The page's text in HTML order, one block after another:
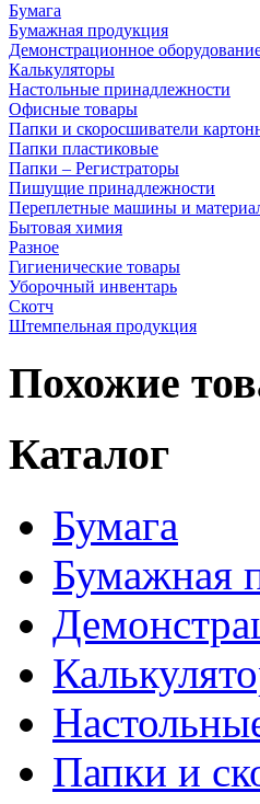
Бумага
Бумажная продукция
Демонстрационное
Калькуляторы
Настольные принадлежности
Офисные товары
Папки и скоросшиватели
Папки пластиковые
Папки – Регистраторы
Пишущие принадлежности
Переплетные машины и
Бытовая химия
Разное
Гигиенические товары
Уборочный инвентарь
Скотч
Штемпельная продукция
Похожие
Каталог
Бумага
Бумажная
Папки и